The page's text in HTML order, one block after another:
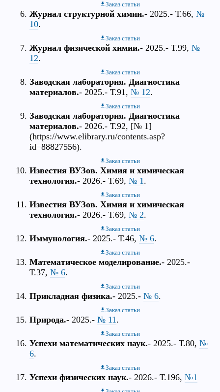
Заказ статьи
Журнал структурной химии.- 2025.- Т.66, №
10.
Заказ статьи
Журнал физической химии.- 2025.- Т.99, №
12.
Заказ статьи
Заводская лаборатория. Диагностика
материалов.- 2025.- Т.91, № 12.
Заказ статьи
Заводская лаборатория. Диагностика
материалов.- 2026.- Т.92, [№ 1]
(https://www.elibrary.ru/contents.asp?
id=88827556).
Заказ статьи
Известия ВУЗов. Химия и химическая
технология.- 2026.- Т.69, № 1.
Заказ статьи
Известия ВУЗов. Химия и химическая
технология.- 2026.- Т.69, № 2.
Заказ статьи
Иммунология.- 2025.- Т.46, № 6.
Заказ статьи
Математическое моделирование.- 2025.-
Т.37, № 6.
Заказ статьи
Прикладная физика.- 2025.- № 6.
Заказ статьи
Природа.- 2025.- № 11.
Заказ статьи
Успехи математических наук.- 2025.- Т.80, №
6.
Заказ статьи
Успехи физических наук.- 2026.- Т.196, №1